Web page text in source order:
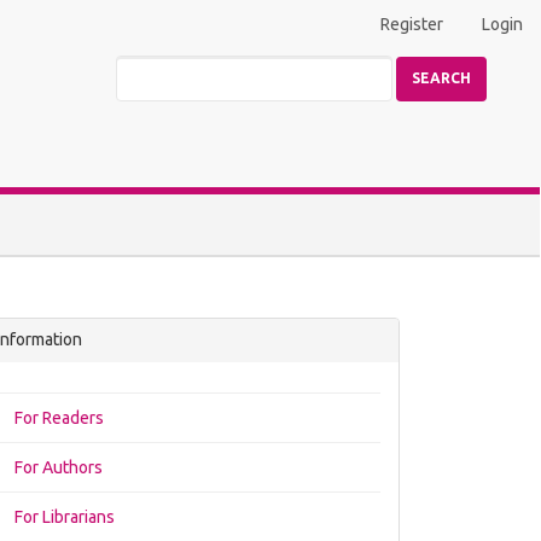
Register Login
SEARCH
For Readers
For Authors
For Librarians